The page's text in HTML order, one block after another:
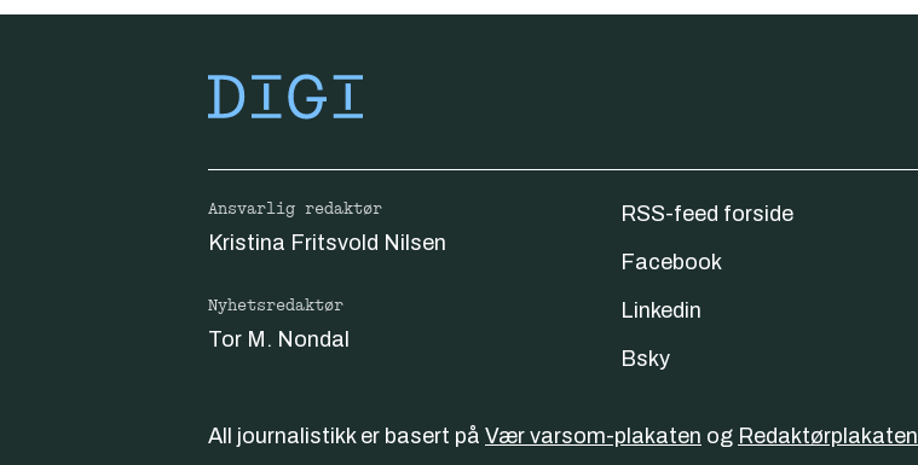
Ansvarlig redaktør
Kristina Fritsvold Nilsen
Nyhetsredaktør
Tor M. Nondal
RSS-feed forside
Facebook
Linkedin
Bsky
All journalistikk er basert på Vær varsom-plakaten og Redaktørplakaten